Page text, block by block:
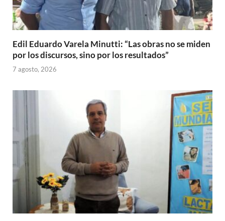
Edil Eduardo Varela Minutti: “Las obras no se miden
por los discursos, sino por los resultados”
7 agosto, 2026